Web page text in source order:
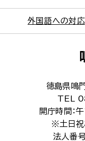
外国語への対応
徳島県鳴
TEL
開庁時間：
※土日祝
法人番